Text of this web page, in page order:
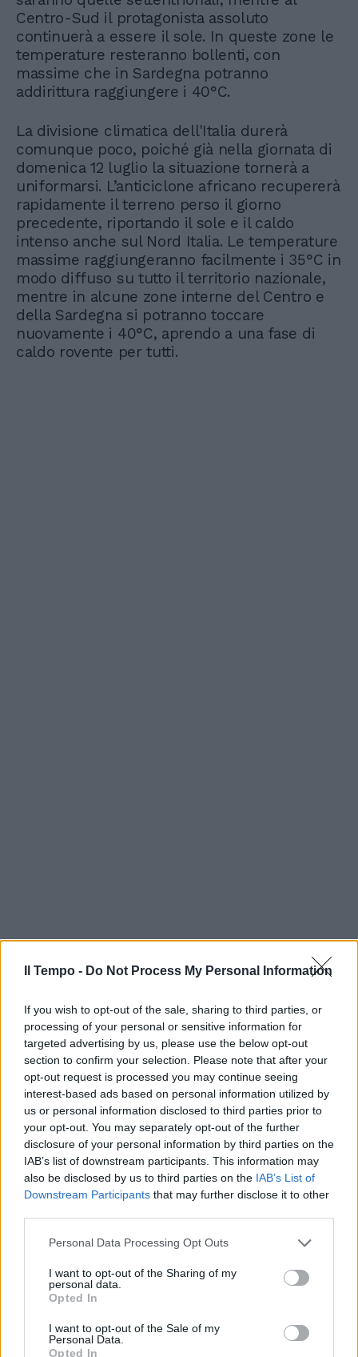
Il Tempo - Do Not Process My Personal Information
If you wish to opt-out of the sale, sharing to third parties, or
processing of your personal or sensitive information for
targeted advertising by us, please use the below opt-out
section to confirm your selection. Please note that after your
opt-out request is processed you may continue seeing
interest-based ads based on personal information utilized by
us or personal information disclosed to third parties prior to
your opt-out. You may separately opt-out of the further
disclosure of your personal information by third parties on the
IAB’s list of downstream participants. This information may
also be disclosed by us to third parties on the IAB’s List of
Downstream Participants that may further disclose it to other
Personal Data Processing Opt Outs
I want to opt-out of the Sharing of my
personal data.
Opted In
I want to opt-out of the Sale of my
Personal Data.
Opted In
Centro-Sud il protagonista assoluto
continuerà a essere il sole. In queste zone le
temperature resteranno bollenti, con
massime che in Sardegna potranno
addirittura raggiungere i 40°C.
La divisione climatica dell'Italia durerà
comunque poco, poiché già nella giornata di
domenica 12 luglio la situazione tornerà a
uniformarsi. L’anticiclone africano recupererà
rapidamente il terreno perso il giorno
precedente, riportando il sole e il caldo
intenso anche sul Nord Italia. Le temperature
massime raggiungeranno facilmente i 35°C in
modo diffuso su tutto il territorio nazionale,
mentre in alcune zone interne del Centro e
della Sardegna si potranno toccare
nuovamente i 40°C, aprendo a una fase di
caldo rovente per tutti.